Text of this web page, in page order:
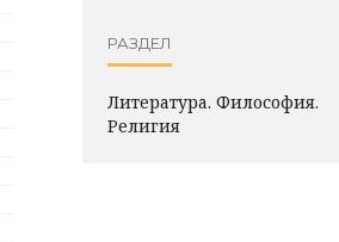
РАЗДЕЛ
Литература. Философия.
Pелигия